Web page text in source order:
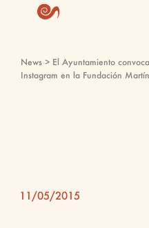
News > El Ayuntamiento
Instagram en la Fundación
11/05/2015